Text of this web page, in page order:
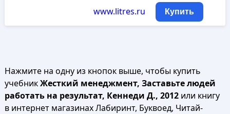
www.litres.ru Купить
Нажмите на одну из кнопок выше, чтобы купить
учебникЖесткий менеджмент, Заставьте людей
работать на результат, Кеннеди Д., 2012или книгу
в интернет магазинах Лабиринт, Буквоед, Читай-